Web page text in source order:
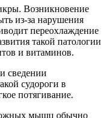
Возникновение
из-за нарушения
переохлаждение
такой патологии
и витаминов.
сведении
судороги в
потягивание.
мышц обычно